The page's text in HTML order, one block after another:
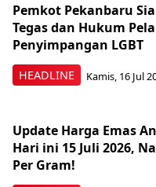
HEADLINE
Pemkot Pekanbaru
Tegas dan Hukum
Penyimpangan LGBT
Kamis, 16 Jul
Update Harga Emas
Hari ini 15 Juli 2026,
Per Gram!